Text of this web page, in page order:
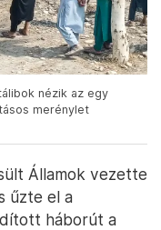
nézik az egy
merénylet
Államok vezette
űzte el a
háborút a